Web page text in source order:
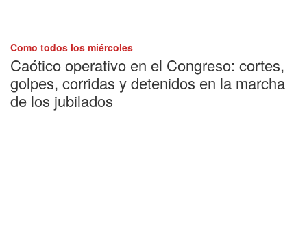
Como todos los miércoles
Caótico operativo en el Congreso: cortes,
golpes, corridas y detenidos en la marcha
de los jubilados